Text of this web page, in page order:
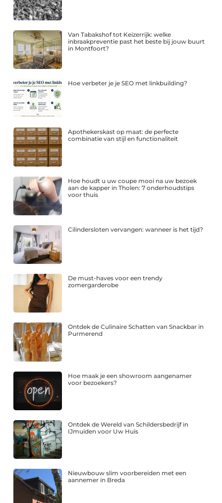
Van Tabakshof tot Keizerrijk: welke
inbraakpreventie past het beste bij jouw buurt
in Montfoort?
Hoe verbeter je je SEO met linkbuilding?
Apothekerskast op maat: de perfecte
combinatie van stijl en functionaliteit
Hoe houdt u uw coupe mooi na uw bezoek
aan de kapper in Tholen: 7 onderhoudstips
voor thuis
Cilindersloten vervangen: wanneer is het tijd?
De must-haves voor een trendy
zomergarderobe
Ontdek de Culinaire Schatten van Snackbar in
Purmerend
Hoe maak je een showroom aangenamer
voor bezoekers?
Ontdek de Wereld van Schildersbedrijf in
IJmuiden voor Uw Huis
Nieuwbouw slim voorbereiden met een
aannemer in Breda